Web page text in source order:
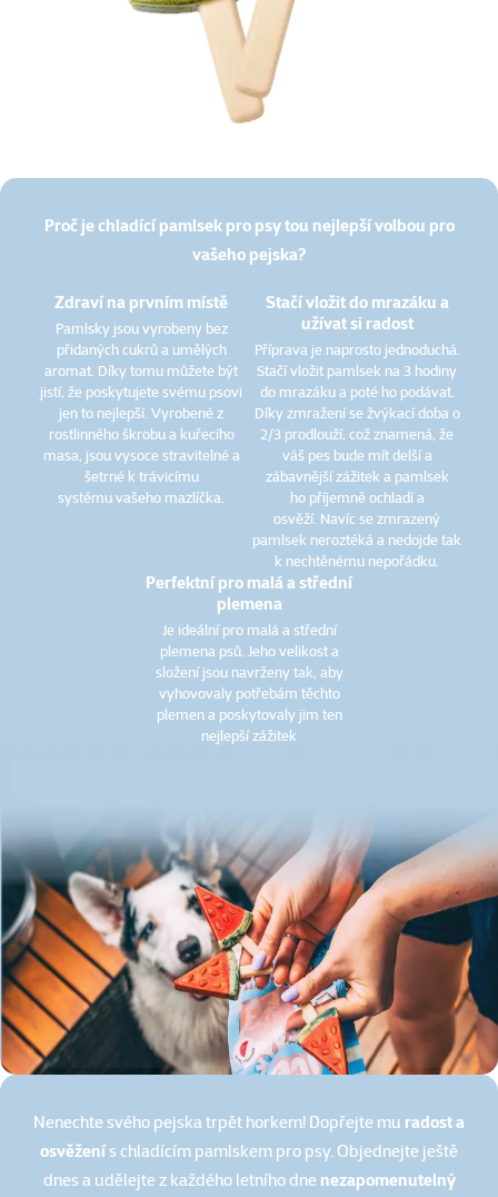
Proč je chladící pamlsek pro psy tou nejlepší volbou pro
vašeho pejska?
Zdraví na prvním místě
Pamlsky jsou vyrobeny bez
přidaných cukrů a umělých
aromat. Díky tomu můžete být
jistí, že poskytujete svému psovi
jen to nejlepší. Vyrobené z
rostlinného škrobu a kuřecího
masa, jsou vysoce stravitelné a
šetrné k trávicímu
systému vašeho mazlíčka.
Stačí vložit do mrazáku a
užívat si radost
Příprava je naprosto jednoduchá.
Stačí vložit pamlsek na 3 hodiny
do mrazáku a poté ho podávat.
Díky zmražení se žvýkací doba o
2/3 prodlouží, což znamená, že
váš pes bude mít delší a
zábavnější zážitek a pamlsek
ho příjemně ochladí a
osvěží. Navíc se zmrazený
pamlsek neroztéká a nedojde tak
k nechtěnému nepořádku.
Perfektní pro malá a střední
plemena
Je ideální pro malá a střední
plemena psů. Jeho velikost a
složení jsou navrženy tak, aby
vyhovovaly potřebám těchto
plemen a poskytovaly jim ten
nejlepší zážitek
Nenechte svého pejska trpět horkem! Dopřejte mu radost a
osvěženís chladícím pamlskem pro psy. Objednejte ještě
dnes a udělejte z každého letního dne nezapomenutelný